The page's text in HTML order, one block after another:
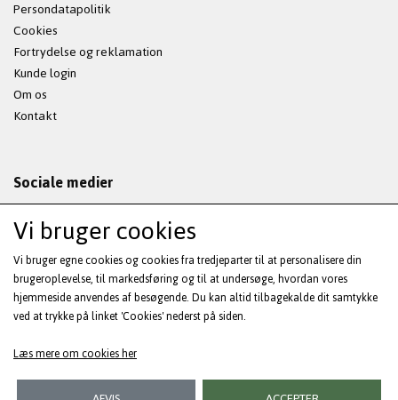
Persondatapolitik
Cookies
Fortrydelse og reklamation
Kunde login
Om os
Kontakt
Sociale medier
Modtag vores nyhedsbrev via e-mail
Tilmeld
(mere information)
Vi bruger cookies
Vi bruger egne cookies og cookies fra tredjeparter til at personalisere din
brugeroplevelse, til markedsføring og til at undersøge, hvordan vores
hjemmeside anvendes af besøgende. Du kan altid tilbagekalde dit samtykke
ved at trykke på linket 'Cookies' nederst på siden.
Læs mere om cookies her